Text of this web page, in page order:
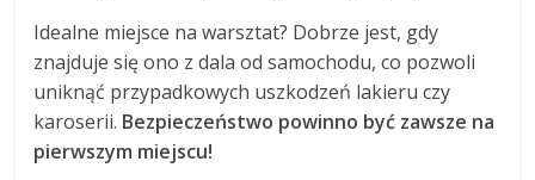
Idealne miejsce na warsztat? Dobrze jest, gdy
znajduje się ono z dala od samochodu, co pozwoli
uniknąć przypadkowych uszkodzeń lakieru czy
karoserii. Bezpieczeństwo powinno być zawsze na
pierwszym miejscu!